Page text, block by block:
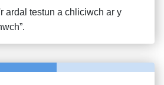
ardal testun a chliciwch ar y